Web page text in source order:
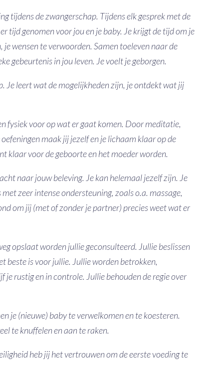
tijdens de zwangerschap. Tijdens elk gesprek met de
tijd genomen voor jou en je baby. Je krijgt de tijd om je
wensen te verwoorden. Samen toeleven naar de
gebeurtenis in jou leven. Je voelt je geborgen.
Je leert wat de mogelijkheden zijn, je ontdekt wat jij
fysiek voor op wat er gaat komen. Door meditatie,
maak jij jezelf en je lichaam klaar op de
klaar voor de geboorte en het moeder worden.
naar jouw beleving. Je kan helemaal jezelf zijn. Je
zeer intense ondersteuning, zoals o.a. massage,
om jij (met of zonder je partner) precies weet wat er
opslaat worden jullie geconsulteerd. Jullie beslissen
beste is voor jullie. Jullie worden betrokken,
je rustig en in controle. Jullie behouden de regie over
je (nieuwe) baby te verwelkomen en te koesteren.
te knuffelen en aan te raken.
heb jij het vertrouwen om de eerste voeding te